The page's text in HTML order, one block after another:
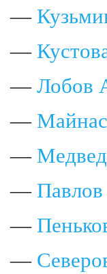
—
—
— Лобов
—
—
—
—
—